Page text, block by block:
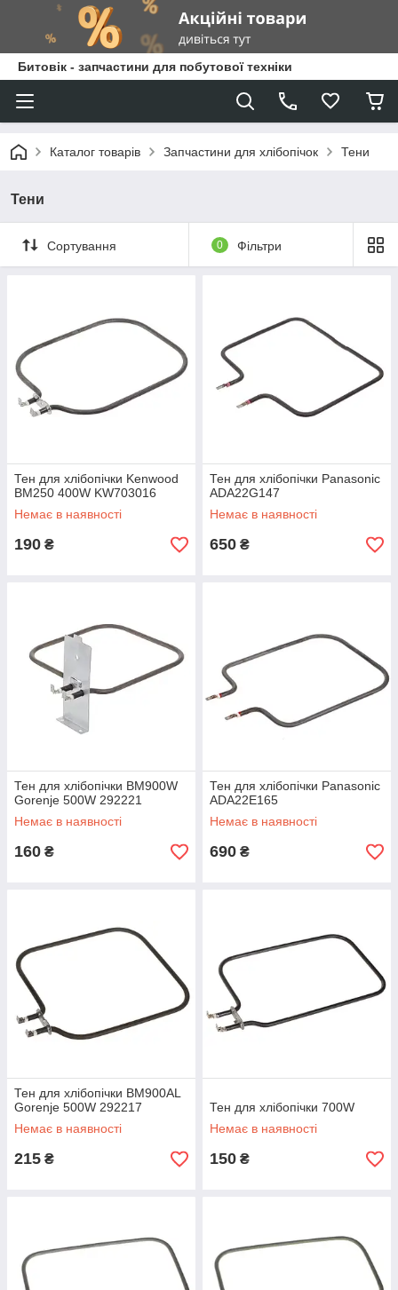
Битовік - запчастини для побутової техніки
Каталог товарів Запчастини для хлібопічок Тени
Тени
Сортування 0 Фільтри
Тен для хлібопічки Kenwood
BM250 400W KW703016
Немає в наявності
190 ₴
Тен для хлібопічки Panasonic
ADA22G147
Немає в наявності
650 ₴
Тен для хлібопічки BM900W
Gorenje 500W 292221
Немає в наявності
160 ₴
Тен для хлібопічки Panasonic
ADA22E165
Немає в наявності
690 ₴
Тен для хлібопічки BM900AL
Gorenje 500W 292217
Немає в наявності
215 ₴
Тен для хлібопічки 700W
Немає в наявності
150 ₴